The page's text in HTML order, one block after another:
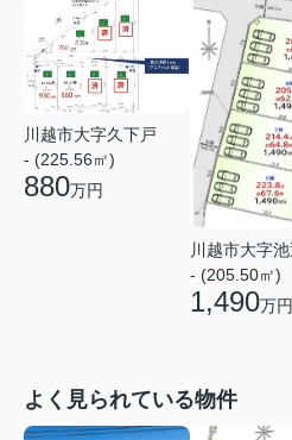
川越市大字久下戸
- (225.56㎡)
880万円
川越市大字池
- (205.50㎡)
1,490万円
よく見られている物件